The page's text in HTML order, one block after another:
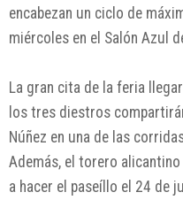
encabezan un ciclo de
miércoles en el Salón Azul
La gran cita de la feria
los tres diestros
Núñez en una de las
Además, el torero alicantino
a hacer el paseíllo el 24 de